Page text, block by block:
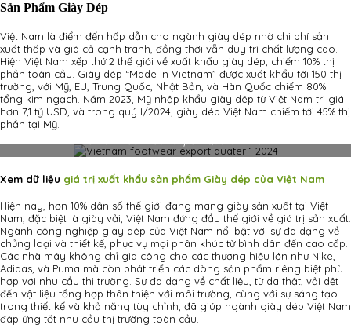
Sản Phẩm Giày Dép
​​Việt Nam là điểm đến hấp dẫn cho ngành giày dép nhờ chi phí sản
xuất thấp và giá cả cạnh tranh, đồng thời vẫn duy trì chất lượng cao.
Hiện Việt Nam xếp thứ 2 thế giới về xuất khẩu giày dép, chiếm 10% thị
phần toàn cầu. Giày dép “Made in Vietnam” được xuất khẩu tới 150 thị
trường, với Mỹ, EU, Trung Quốc, Nhật Bản, và Hàn Quốc chiếm 80%
tổng kim ngạch. Năm 2023, Mỹ nhập khẩu giày dép từ Việt Nam trị giá
hơn 7,1 tỷ USD, và trong quý I/2024, giày dép Việt Nam chiếm tới 45% thị
phần tại Mỹ.
Xem dữ liệu giá trị xuất khẩu sản phẩm Giày dép của Việt Nam
Hiện nay, hơn 10% dân số thế giới đang mang giày sản xuất tại Việt
Nam, đặc biệt là giày vải, Việt Nam đứng đầu thế giới về giá trị sản xuất.
Ngành công nghiệp giày dép của Việt Nam nổi bật với sự đa dạng về
chủng loại và thiết kế, phục vụ mọi phân khúc từ bình dân đến cao cấp.
Các nhà máy không chỉ gia công cho các thương hiệu lớn như Nike,
Adidas, và Puma mà còn phát triển các dòng sản phẩm riêng biệt phù
hợp với nhu cầu thị trường. Sự đa dạng về chất liệu, từ da thật, vải dệt
đến vật liệu tổng hợp thân thiện với môi trường, cùng với sự sáng tạo
trong thiết kế và khả năng tùy chỉnh, đã giúp ngành giày dép Việt Nam
đáp ứng tốt nhu cầu thị trường toàn cầu.